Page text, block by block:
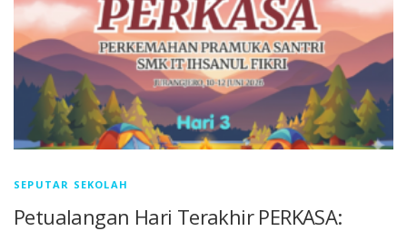
SEPUTAR SEKOLAH
Petualangan Hari Terakhir PERKASA: